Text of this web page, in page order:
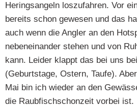
Heringsangeln loszufahren. Vor
bereits schon gewesen und das
auch wenn die Angler an den
nebeneinander stehen und von
kann. Leider klappt das bei uns
(Geburtstage, Ostern, Taufe).
Mai bin ich wieder an den
die Raubfischschonzeit vorbei ist.